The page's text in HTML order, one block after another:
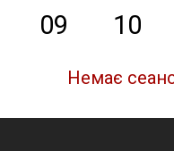
09 10
Немає